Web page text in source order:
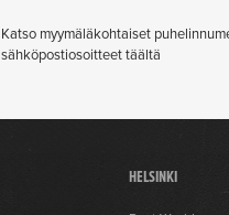
Katso myymäläkohtaiset
sähköpostiosoitteet täältä
HELSINKI